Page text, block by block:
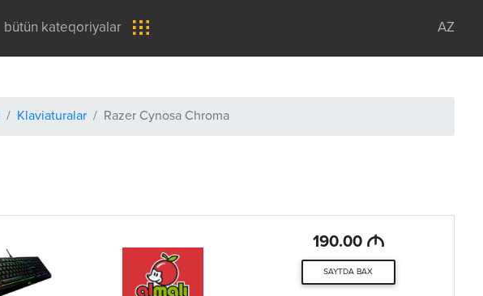
bütün kateqoriyalar AZ
Klaviaturalar Razer Cynosa Chroma
190.00 M
SAYTDA BAX